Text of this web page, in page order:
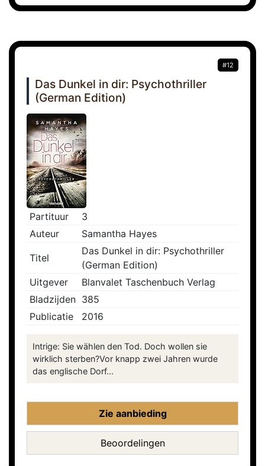
#12
Das Dunkel in dir: Psychothriller
(German Edition)
Partituur
3
Auteur
Samantha Hayes
Titel
Das Dunkel in dir: Psychothriller
(German Edition)
Uitgever
Blanvalet Taschenbuch Verlag
Bladzijden 385
Publicatie
2016
Intrige: Sie wählen den Tod. Doch wollen sie
wirklich sterben?Vor knapp zwei Jahren wurde
das englische Dorf...
Zie aanbieding
Beoordelingen